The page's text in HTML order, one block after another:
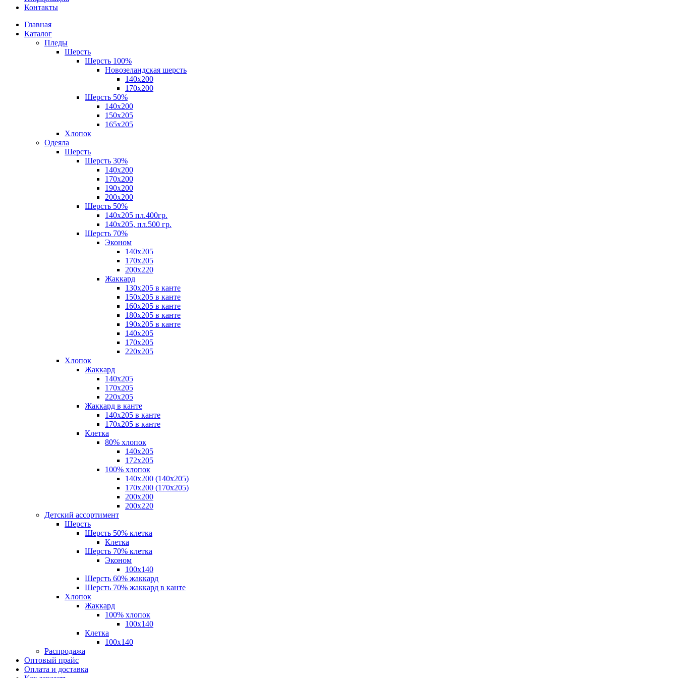
Контакты
Главная
Каталог
Пледы
Шерсть
Шерсть 100%
Новозеландская шерсть
140х200
170x200
Шерсть 50%
140x200
150х205
165х205
Хлопок
Одеяла
Шерсть
Шерсть 30%
140х200
170х200
190х200
200х200
Шерсть 50%
140х205 пл.400гр.
140х205, пл.500 гр.
Шерсть 70%
Эконом
140х205
170х205
200х220
Жаккард
130х205 в канте
150х205 в канте
160х205 в канте
180х205 в канте
190х205 в канте
140х205
170х205
220х205
Хлопок
Жаккард
140x205
170х205
220х205
Жаккард в канте
140х205 в канте
170х205 в канте
Клетка
80% хлопок
140x205
172х205
100% хлопок
140x200 (140х205)
170x200 (170х205)
200х200
200х220
Детский ассортимент
Шерсть
Шерсть 50% клетка
Клетка
Шерсть 70% клетка
Эконом
100x140
Шерсть 60% жаккард
Шерсть 70% жаккард в канте
Хлопок
Жаккард
100% хлопок
100x140
Клетка
100х140
Распродажа
Оптовый прайс
Оплата и доставка